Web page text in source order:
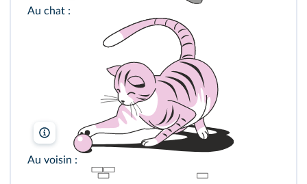
Au chat :
Freepik
Au voisin :